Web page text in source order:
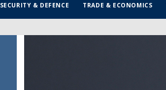
SECURITY & DEFENCE TRADE & ECONOMICS